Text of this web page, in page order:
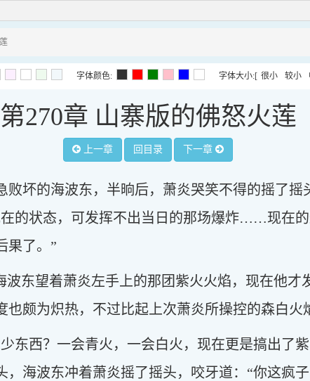
字体颜色: 字体大小:[ 很小 较小
第270章 山寨版的佛怒火莲
上一章 回目录 下一章
败坏的海波东，半晌后，萧炎哭笑不得的摇了摇
的状态，可发挥不出当日的那场爆炸……现在
果了。”
波东望着萧炎左手上的那团紫火火焰，现在他才
也颇为炽热，不过比起上次萧炎所操控的森白火
东西？一会青火，一会白火，现在更是搞出了
，海波东冲着萧炎摇了摇头，咬牙道：“你这疯